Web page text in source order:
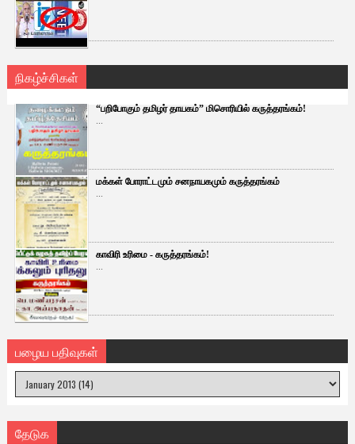
நிகழ்ச்சிகள்
“பறிபோகும் தமிழர் தாயகம்” மிசொரியில் கருத்தரங்கம்!
...
மக்கள் போராட்டமும் சனநாயகமும் கருத்தரங்கம்
...
காவிரி உரிமை - கருத்தரங்கம்!
...
பழைய பதிவுகள்
தேடுக